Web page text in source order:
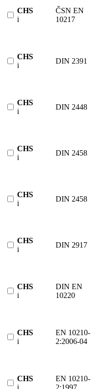
CHS
i
ČSN EN
10217
CHS
i
DIN 2391
CHS
i
DIN 2448
CHS
i
DIN 2458
CHS
i
DIN 2458
CHS
i
DIN 2917
CHS
i
DIN EN
10220
CHS
i
EN 10210-
2:2006-04
CHS
EN 10210-